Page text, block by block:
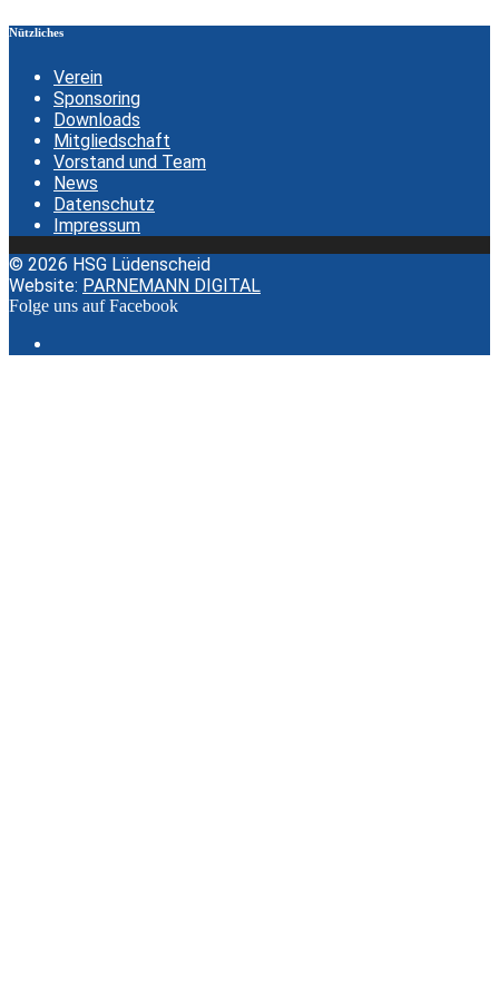
Nützliches
Verein
Sponsoring
Downloads
Mitgliedschaft
Vorstand und Team
News
Datenschutz
Impressum
© 2026 HSG Lüdenscheid
Website: PARNEMANN DIGITAL
Folge uns auf Facebook